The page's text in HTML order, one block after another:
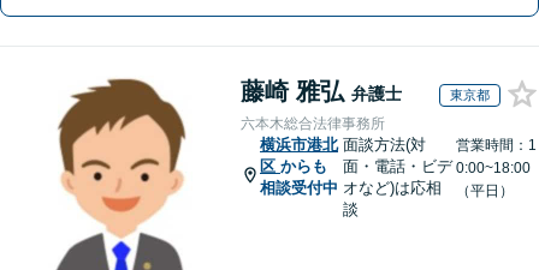
藤崎 雅弘 弁護士 東京都
六本木総合法律事務所
横浜市港北
区 からも
相談受付中
面談方法(対
面・電話・ビデ
オなど)は応相
談
営業時間：1
0:00~18:00
（平日）